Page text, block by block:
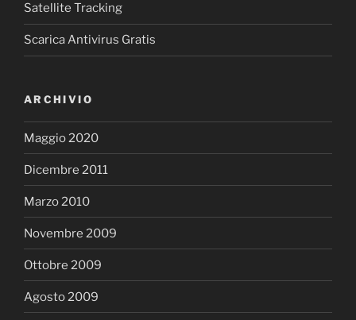
Satellite Tracking
Scarica Antivirus Gratis
ARCHIVIO
Maggio 2020
Dicembre 2011
Marzo 2010
Novembre 2009
Ottobre 2009
Agosto 2009